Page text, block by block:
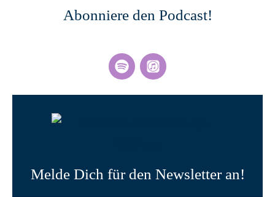
Abonniere den Podcast!
Melde Dich für den Newsletter an!